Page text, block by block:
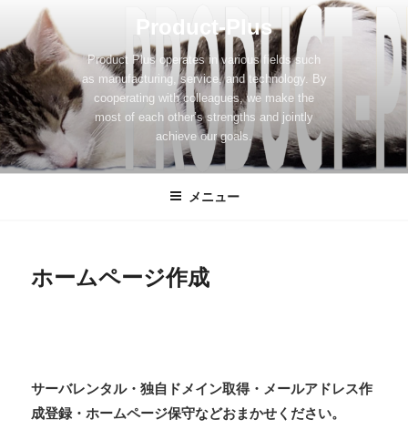
テ
ン
ツ
へ
ス
キ
Product-Plus
Product Plus operates in various fields such
as manufacturing, service, and technology. By
cooperating with colleagues, we make the
most of each other’s strengths and jointly
achieve our goals.
メニュー
ホームページ作成
サーバレンタル・独自ドメイン取得・メールアドレス作
成登録・ホームページ保守などおまかせください。